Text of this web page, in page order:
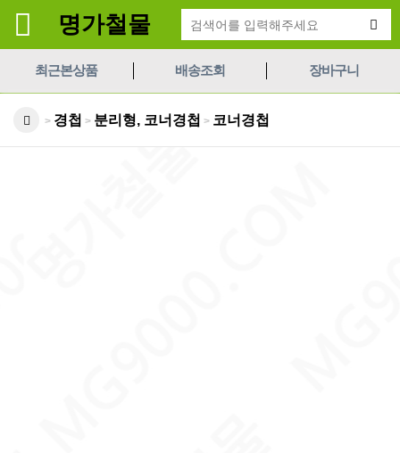
명가철물
최근본상품 배송조회 장바구니
> 경첩 > 분리형, 코너경첩 > 코너경첩